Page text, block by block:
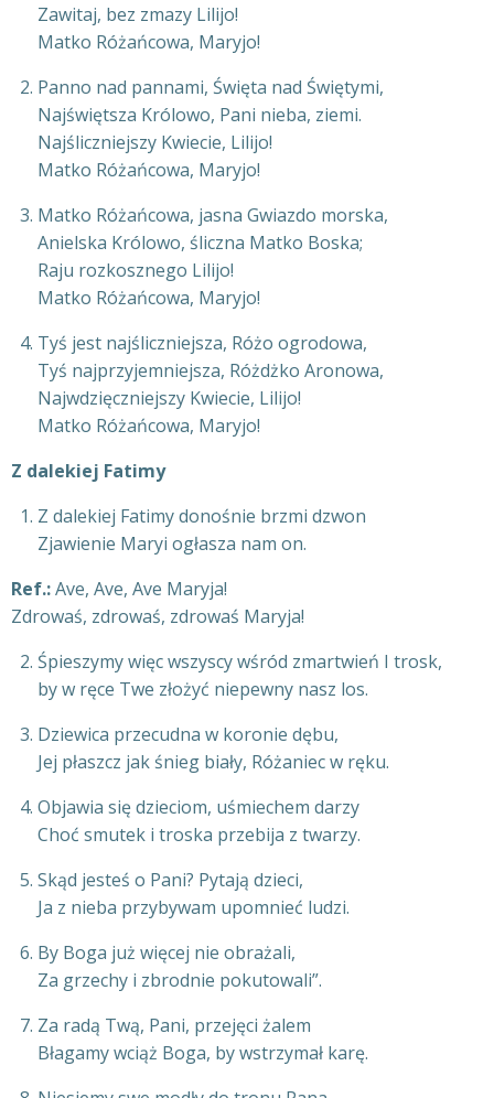
Zawitaj, bez zmazy Lilijo!
Matko Różańcowa, Maryjo!
Panno nad pannami, Święta nad Świętymi,
Najświętsza Królowo, Pani nieba, ziemi.
Najśliczniejszy Kwiecie, Lilijo!
Matko Różańcowa, Maryjo!
Matko Różańcowa, jasna Gwiazdo morska,
Anielska Królowo, śliczna Matko Boska;
Raju rozkosznego Lilijo!
Matko Różańcowa, Maryjo!
Tyś jest najśliczniejsza, Różo ogrodowa,
Tyś najprzyjemniejsza, Różdżko Aronowa,
Najwdzięczniejszy Kwiecie, Lilijo!
Matko Różańcowa, Maryjo!
Z dalekiej Fatimy
Z dalekiej Fatimy donośnie brzmi dzwon
Zjawienie Maryi ogłasza nam on.
Ref.:Ave, Ave, Ave Maryja!
Zdrowaś, zdrowaś, zdrowaś Maryja!
Śpieszymy więc wszyscy wśród zmartwień I trosk,
by w ręce Twe złożyć niepewny nasz los.
Dziewica przecudna w koronie dębu,
Jej płaszcz jak śnieg biały, Różaniec w ręku.
Objawia się dzieciom, uśmiechem darzy
Choć smutek i troska przebija z twarzy.
Skąd jesteś o Pani? Pytają dzieci,
Ja z nieba przybywam upomnieć ludzi.
By Boga już więcej nie obrażali,
Za grzechy i zbrodnie pokutowali”.
Za radą Twą, Pani, przejęci żalem
Błagamy wciąż Boga, by wstrzymał karę.